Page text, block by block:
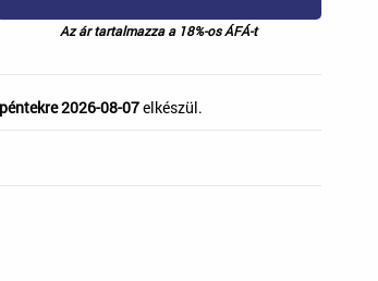
Az ár tartalmazza a 18%-os ÁFÁ-t
péntekre 2026-08-07elkészül.